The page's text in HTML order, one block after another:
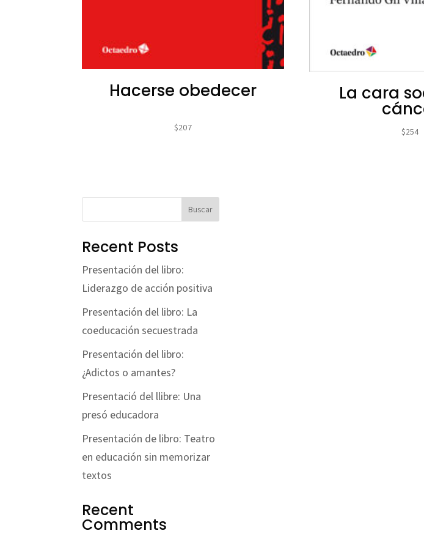
Hacerse obedecer
$207
La cara
$254
Buscar
Recent Posts
Presentación del libro:
Liderazgo de acción positiva
Presentación del libro: La
coeducación secuestrada
Presentación del libro:
¿Adictos o amantes?
Presentació del llibre: Una
presó educadora
Presentación de libro: Teatro
en educación sin memorizar
textos
Recent
Comments